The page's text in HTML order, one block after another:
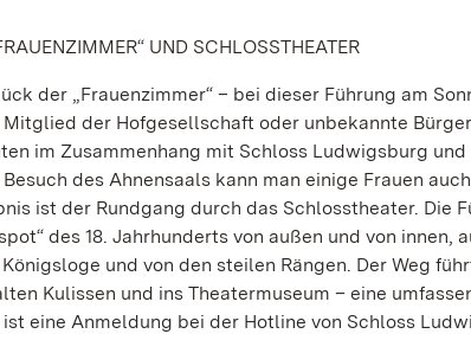
UND SCHLOSSTHEATER
der „Frauenzimmer“ – bei dieser Führung am
der Hofgesellschaft oder unbekannte
im Zusammenhang mit Schloss Ludwigsburg
des Ahnensaals kann man einige Frauen
ist der Rundgang durch das Schlosstheater. Die
des 18. Jahrhunderts von außen und von
und von den steilen Rängen. Der Weg
Kulissen und ins Theatermuseum – eine
eine Anmeldung bei der Hotline von Schloss